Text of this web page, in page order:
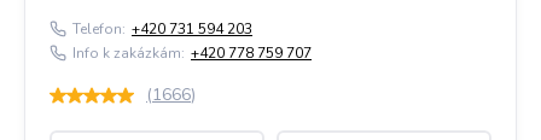
Telefon: +420 731 594 203
Info k zakázkám: +420 778 759 707
(1666)